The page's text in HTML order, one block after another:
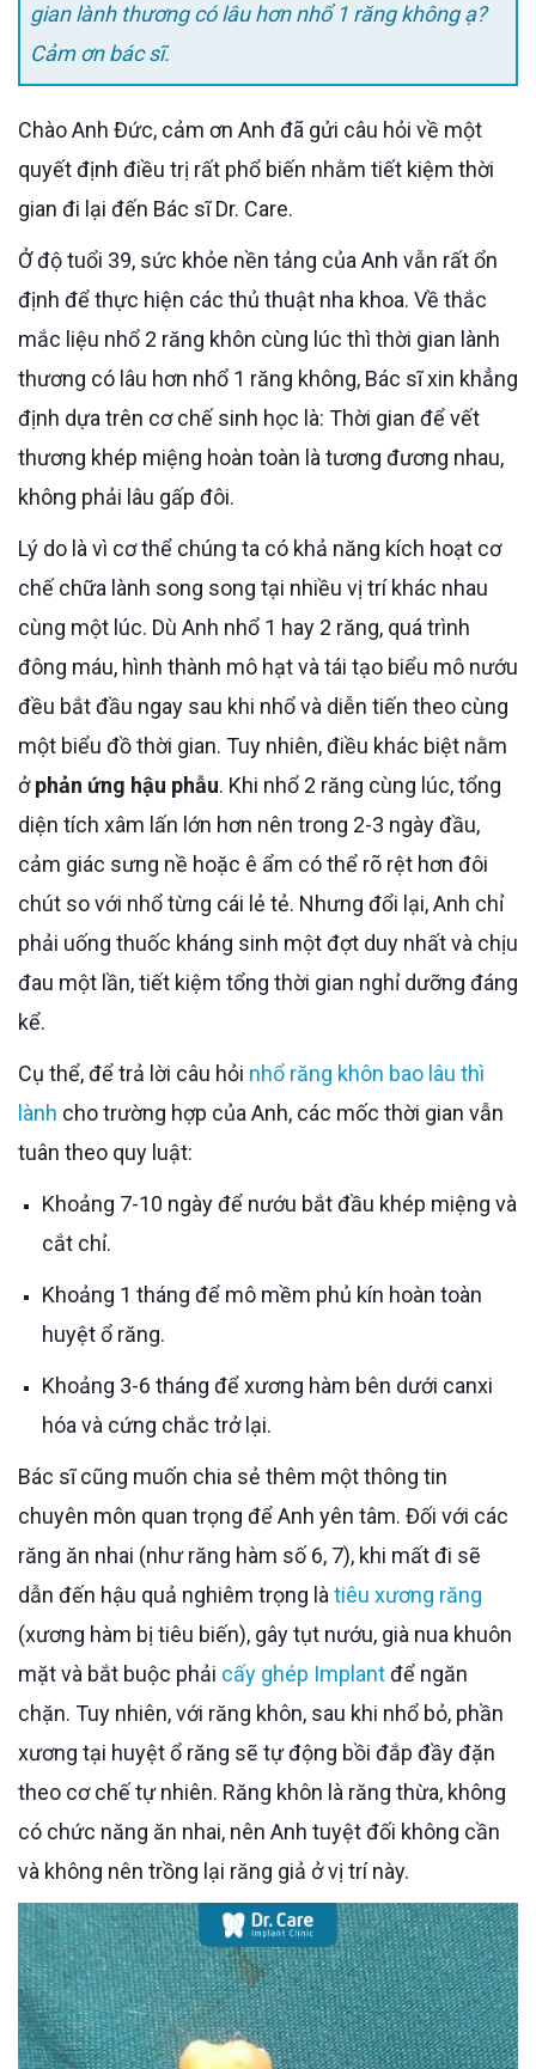
gian lành thương có lâu hơn nhổ 1 răng không ạ?
Cảm ơn bác sĩ.
Chào Anh Đức, cảm ơn Anh đã gửi câu hỏi về một
quyết định điều trị rất phổ biến nhằm tiết kiệm thời
gian đi lại đến Bác sĩ Dr. Care.
Ở độ tuổi 39, sức khỏe nền tảng của Anh vẫn rất ổn
định để thực hiện các thủ thuật nha khoa. Về thắc
mắc liệu nhổ 2 răng khôn cùng lúc thì thời gian lành
thương có lâu hơn nhổ 1 răng không, Bác sĩ xin khẳng
định dựa trên cơ chế sinh học là: Thời gian để vết
thương khép miệng hoàn toàn là tương đương nhau,
không phải lâu gấp đôi.
Lý do là vì cơ thể chúng ta có khả năng kích hoạt cơ
chế chữa lành song song tại nhiều vị trí khác nhau
cùng một lúc. Dù Anh nhổ 1 hay 2 răng, quá trình
đông máu, hình thành mô hạt và tái tạo biểu mô nướu
đều bắt đầu ngay sau khi nhổ và diễn tiến theo cùng
một biểu đồ thời gian. Tuy nhiên, điều khác biệt nằm
ởphản ứng hậu phẫu. Khi nhổ 2 răng cùng lúc, tổng
diện tích xâm lấn lớn hơn nên trong 2-3 ngày đầu,
cảm giác sưng nề hoặc ê ẩm có thể rõ rệt hơn đôi
chút so với nhổ từng cái lẻ tẻ. Nhưng đổi lại, Anh chỉ
phải uống thuốc kháng sinh một đợt duy nhất và chịu
đau một lần, tiết kiệm tổng thời gian nghỉ dưỡng đáng
kể.
Cụ thể, để trả lời câu hỏi nhổ răng khôn bao lâu thì
lành cho trường hợp của Anh, các mốc thời gian vẫn
tuân theo quy luật:
Khoảng 7-10 ngày để nướu bắt đầu khép miệng và
cắt chỉ.
Khoảng 1 tháng để mô mềm phủ kín hoàn toàn
huyệt ổ răng.
Khoảng 3-6 tháng để xương hàm bên dưới canxi
hóa và cứng chắc trở lại.
Bác sĩ cũng muốn chia sẻ thêm một thông tin
chuyên môn quan trọng để Anh yên tâm. Đối với các
răng ăn nhai (như răng hàm số 6, 7), khi mất đi sẽ
dẫn đến hậu quả nghiêm trọng là tiêu xương răng
(xương hàm bị tiêu biến), gây tụt nướu, già nua khuôn
mặt và bắt buộc phải cấy ghép Implantđể ngăn
chặn. Tuy nhiên, với răng khôn, sau khi nhổ bỏ, phần
xương tại huyệt ổ răng sẽ tự động bồi đắp đầy đặn
theo cơ chế tự nhiên. Răng khôn là răng thừa, không
có chức năng ăn nhai, nên Anh tuyệt đối không cần
và không nên trồng lại răng giả ở vị trí này.